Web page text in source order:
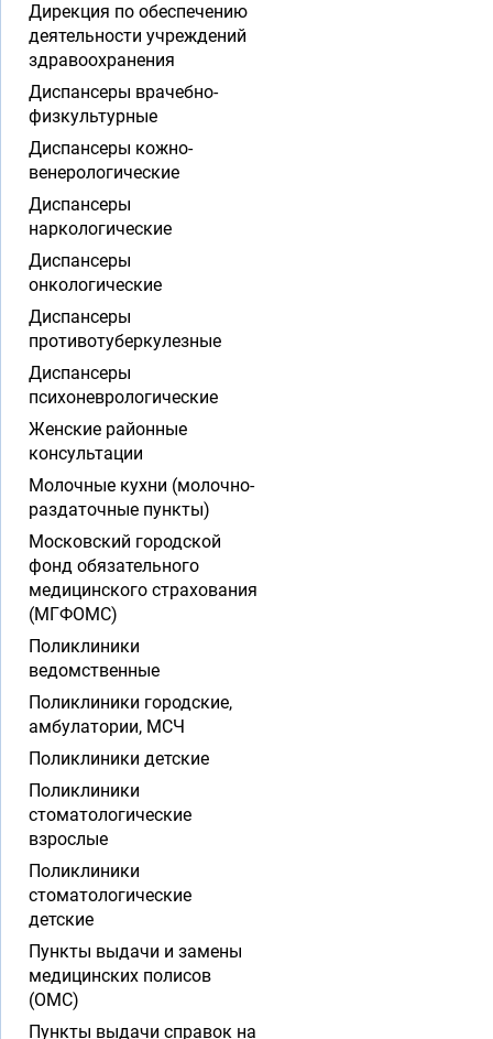
Дирекция по обеспечению
деятельности учреждений
здравоохранения
Диспансеры врачебно-
физкультурные
Диспансеры кожно-
венерологические
Диспансеры
наркологические
Диспансеры
онкологические
Диспансеры
противотуберкулезные
Диспансеры
психоневрологические
Женские районные
консультации
Молочные кухни (молочно-
раздаточные пункты)
Московский городской
фонд обязательного
медицинского страхования
(МГФОМС)
Поликлиники
ведомственные
Поликлиники городские,
амбулатории, МСЧ
Поликлиники детские
Поликлиники
стоматологические
взрослые
Поликлиники
стоматологические
детские
Пункты выдачи и замены
медицинских полисов
(ОМС)
Пункты выдачи справок на